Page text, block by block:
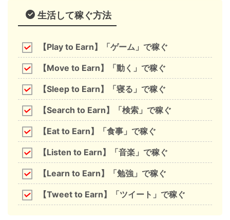
生活して稼ぐ方法
【Play to Earn】「ゲーム」で稼ぐ
【Move to Earn】「動く」で稼ぐ
【Sleep to Earn】「寝る」で稼ぐ
【Search to Earn】「検索」で稼ぐ
【Eat to Earn】「食事」で稼ぐ
【Listen to Earn】「音楽」で稼ぐ
【Learn to Earn】「勉強」で稼ぐ
【Tweet to Earn】「ツイート」で稼ぐ